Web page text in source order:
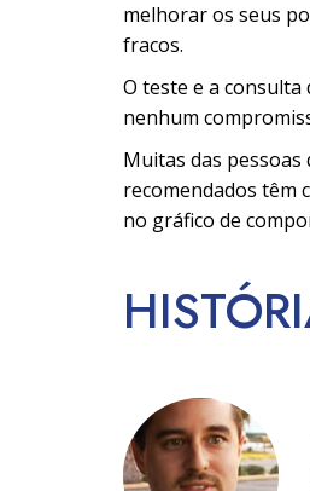
melhorar os seus
fracos.
O teste e a consulta
nenhum
Muitas das pessoas
recomendados têm
no gráfico de